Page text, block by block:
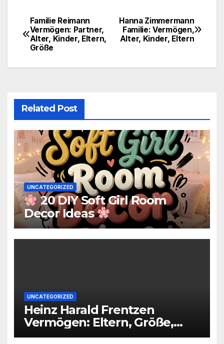
Post
navigation
Hanna Zimmermann
Familie: Vermögen,
Alter, Kinder, Eltern
Familie Reimann
Vermögen: Partner,
Alter, Kinder, Eltern,
Größe
Related Post
UNCATEGORIZED
20 DIY Soft Girl Room
Decor Ideas
UNCATEGORIZED
Heinz Harald Frentzen
Vermögen: Eltern, Größe,
Partner, Alter